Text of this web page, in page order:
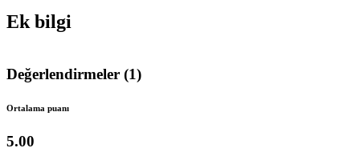
Ek bilgi
Değerlendirmeler (1)
Ortalama puanı
5.00